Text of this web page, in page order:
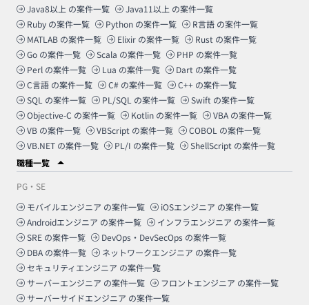
Java8以上 の案件一覧 Java11以上 の案件一覧
Ruby の案件一覧 Python の案件一覧 R言語 の案件一覧
MATLAB の案件一覧 Elixir の案件一覧 Rust の案件一覧
Go の案件一覧 Scala の案件一覧 PHP の案件一覧
Perl の案件一覧 Lua の案件一覧 Dart の案件一覧
C言語 の案件一覧 C# の案件一覧 C++ の案件一覧
SQL の案件一覧 PL/SQL の案件一覧 Swift の案件一覧
Objective-C の案件一覧 Kotlin の案件一覧 VBA の案件一覧
VB の案件一覧 VBScript の案件一覧 COBOL の案件一覧
VB.NET の案件一覧 PL/I の案件一覧 ShellScript の案件一覧
職種一覧
PG・SE
モバイルエンジニア の案件一覧 iOSエンジニア の案件一覧
Androidエンジニア の案件一覧 インフラエンジニア の案件一覧
SRE の案件一覧 DevOps・DevSecOps の案件一覧
DBA の案件一覧 ネットワークエンジニア の案件一覧
セキュリティエンジニア の案件一覧
サーバーエンジニア の案件一覧 フロントエンジニア の案件一覧
サーバーサイドエンジニア の案件一覧